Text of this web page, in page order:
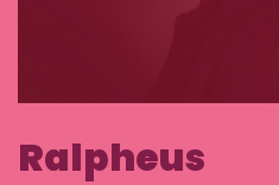
Ralpheus